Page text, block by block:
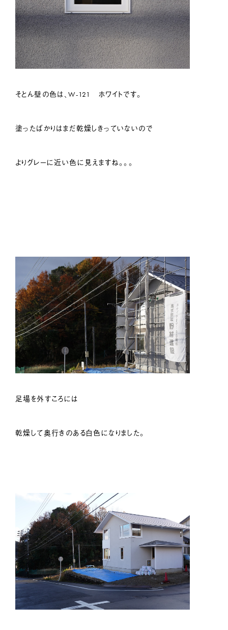
そとん壁の色は、W-121 ホワイトです。
塗ったばかりはまだ乾燥しきっていないので
よりグレーに近い色に見えますね。。。
足場を外すころには
乾燥して奥行きのある白色になりました。